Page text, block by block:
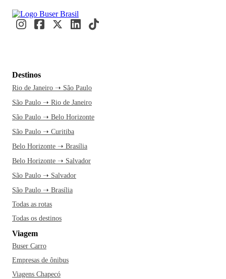
Destinos
Rio de Janeiro ➝ São Paulo
São Paulo ➝ Rio de Janeiro
São Paulo ➝ Belo Horizonte
São Paulo ➝ Curitiba
Belo Horizonte ➝ Brasília
Belo Horizonte ➝ Salvador
São Paulo ➝ Salvador
São Paulo ➝ Brasília
Todas as rotas
Todas os destinos
Viagem
Buser Carro
Empresas de ônibus
Viagens Chapecó